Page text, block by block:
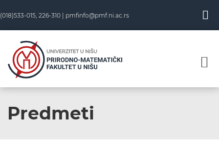
(018)533-015, 226-310 | pmfinfo@pmf.ni.ac.rs
Predmeti